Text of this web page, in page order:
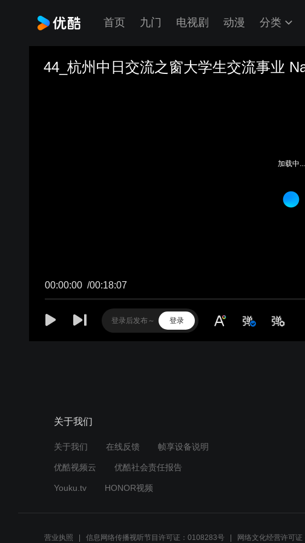
首页 九门 电视剧 动漫 分类
44_杭州中日交流之窗大学生交流事业
00:00:00 /00:18:07
登录
加载中...
关于我们
关于我们 在线反馈 帧享设备说明
优酷视频云 优酷社会责任报告
Youku.tv HONOR视频
营业执照 信息网络传播视听节目许可证：0108283号 网络文化经营许可